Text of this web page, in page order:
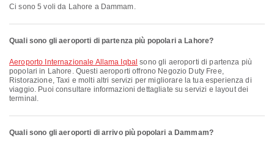
Ci sono 5 voli da Lahore a Dammam.
Quali sono gli aeroporti di partenza più popolari a Lahore?
Aeroporto Internazionale Allama Iqbal sono gli aeroporti di partenza più
popolari in Lahore. Questi aeroporti offrono Negozio Duty Free,
Ristorazione, Taxi e molti altri servizi per migliorare la tua esperienza di
viaggio. Puoi consultare informazioni dettagliate su servizi e layout dei
terminal.
Quali sono gli aeroporti di arrivo più popolari a Dammam?